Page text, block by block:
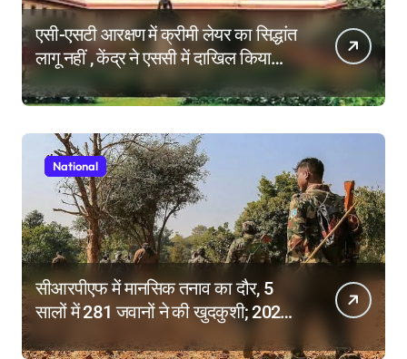
एसी-एसटी आरक्षण में क्रीमी लेयर का सिद्धांत
लागू नहीं , केंद्र ने एससी में दाखिल किया
हलफनामा; याचिकाएं खारिज करने की मांग
National
सीआरपीएफ में मानसिक तनाव का दौर, 5
सालों में 281 जवानों ने की खुदकुशी; 2025